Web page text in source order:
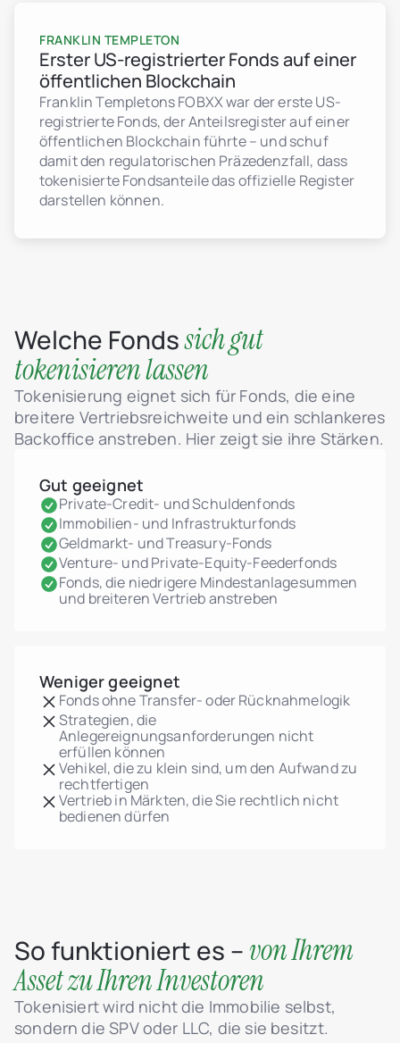
FRANKLIN TEMPLETON
Erster US-registrierter Fonds auf einer
öffentlichen Blockchain
Franklin Templetons FOBXX war der erste US-
registrierte Fonds, der Anteilsregister auf einer
öffentlichen Blockchain führte – und schuf
damit den regulatorischen Präzedenzfall, dass
tokenisierte Fondsanteile das offizielle Register
darstellen können.
Welche Fondssich gut
tokenisieren lassen
Tokenisierung eignet sich für Fonds, die eine
breitere Vertriebsreichweite und ein schlankeres
Backoffice anstreben. Hier zeigt sie ihre Stärken.
Gut geeignet
Private-Credit- und Schuldenfonds
Immobilien- und Infrastrukturfonds
Geldmarkt- und Treasury-Fonds
Venture- und Private-Equity-Feederfonds
Fonds, die niedrigere Mindestanlagesummen
und breiteren Vertrieb anstreben
Weniger geeignet
Fonds ohne Transfer- oder Rücknahmelogik
Strategien, die
Anlegereignungsanforderungen nicht
erfüllen können
Vehikel, die zu klein sind, um den Aufwand zu
rechtfertigen
Vertrieb in Märkten, die Sie rechtlich nicht
bedienen dürfen
So funktioniert es –von Ihrem
Asset zu Ihren Investoren
Tokenisiert wird nicht die Immobilie selbst,
sondern die SPV oder LLC, die sie besitzt.